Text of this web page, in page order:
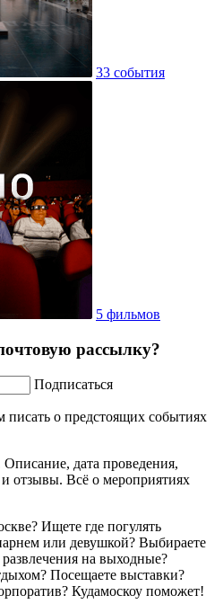
33 события
5 фильмов
рассылку?
Подписаться
писать о предстоящих событиях
дата проведения,
отзывы. Всё о мероприятиях
Ищете где погулять
или девушкой? Выбираете
на выходные?
Посещаете выставки?
Кудамоскоу поможет!